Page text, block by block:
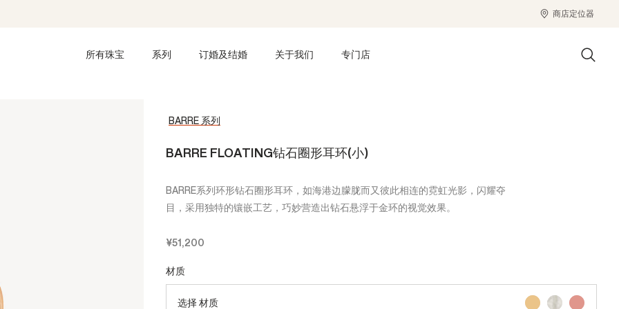
商店定位器
所有珠宝 系列 订婚及结婚 关于我们 专门店
BARRE 系列
BARRE FLOATING钻石圈形耳环(小)
BARRE系列环形钻石圈形耳环，如海港边朦胧而又彼此相连的霓虹光影，闪耀夺
目，采用独特的镶嵌工艺，巧妙营造出钻石悬浮于金环的视觉效果。
¥51,200
材质
选择 材质